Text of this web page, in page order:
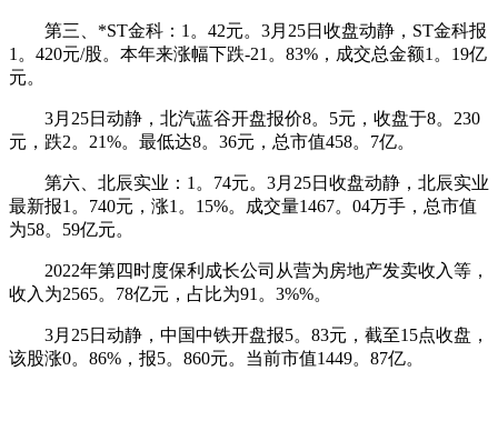
第三、*ST金科：1。42元。3月25日收盘动静，ST金科报
1。420元/股。本年来涨幅下跌-21。83%，成交总金额1。19亿
元。
3月25日动静，北汽蓝谷开盘报价8。5元，收盘于8。230
元，跌2。21%。最低达8。36元，总市值458。7亿。
第六、北辰实业：1。74元。3月25日收盘动静，北辰实业
最新报1。740元，涨1。15%。成交量1467。04万手，总市值
为58。59亿元。
2022年第四时度保利成长公司从营为房地产发卖收入等，
收入为2565。78亿元，占比为91。3%%。
3月25日动静，中国中铁开盘报5。83元，截至15点收盘，
该股涨0。86%，报5。860元。当前市值1449。87亿。